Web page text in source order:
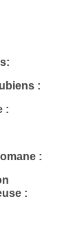
:
:
:
: